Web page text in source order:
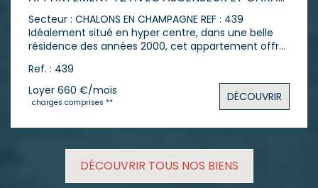
Secteur : CHALONS EN CHAMPAGNE REF : 439
Idéalement situé en hyper centre, dans une belle
résidence des années 2000, cet appartement offre
tranquillité. Situé au 2ème étage avec ascenseur, il
se compose d'une entrée avec placard, d'une
cuisine, d'un agréable séjour de 24 m², d'une
chambre, d'une salle de bain et de WC séparés. Le
véritable atout : un garage sécurisé avec portail
apprécierez également le calme exceptionnel de la
rue, avec très peu de passage, tout en étant à
proximité immédiate de toutes les commodités.
Ref. : 439
Loyer 660 €/mois
charges comprises ** DÉCOUVRIR
DÉCOUVRIR TOUS NOS BIENS